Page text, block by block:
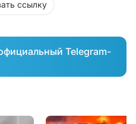
ссылку
Telegram-